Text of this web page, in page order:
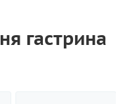
гастрина